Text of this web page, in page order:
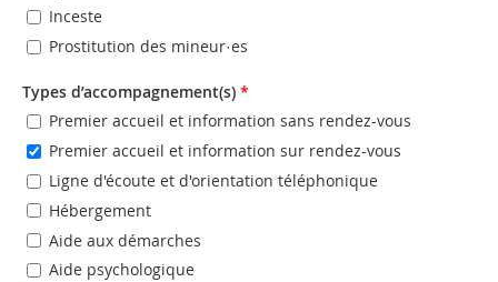
Inceste
Prostitution des mineur·es
Types d’accompagnement(s) *
Premier accueil et information sans rendez-vous
Premier accueil et information sur rendez-vous
Ligne d'écoute et d'orientation téléphonique
Hébergement
Aide aux démarches
Aide psychologique